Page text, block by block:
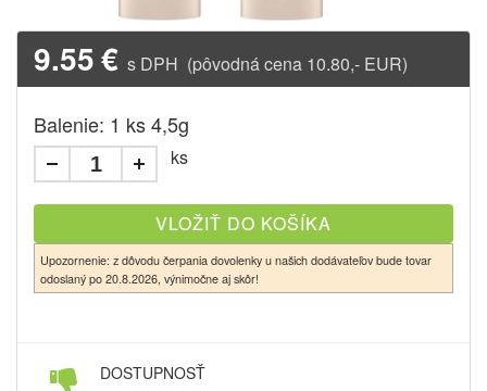
9.55€ s DPH (pôvodná cena 10.80,- EUR)
Balenie: 1 ks 4,5g
ks
Upozornenie: z dôvodu čerpania dovolenky u našich dodávateľov bude tovar
odoslaný po 20.8.2026, výnimočne aj skôr!
DOSTUPNOSŤ